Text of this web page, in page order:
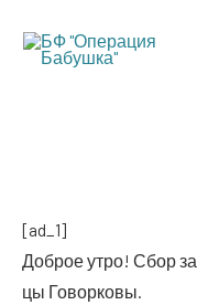
[ad_1]
Доб­рое утро! Сбор
цы Говорковы.